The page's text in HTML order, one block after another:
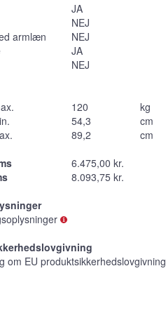
JA
NEJ
armlæn
NEJ
JA
NEJ
120
kg
54,3
cm
89,2
cm
6.475,00 kr.
8.093,75 kr.
om EU produktsikkerhedslovgivning